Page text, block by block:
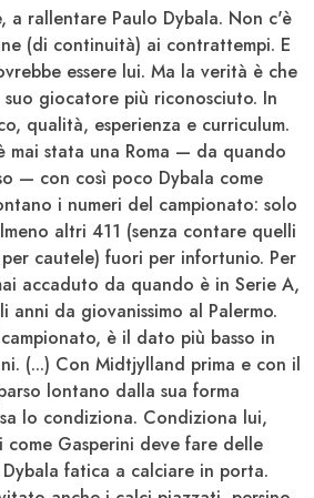
a rallentare Paulo Dybala. Non c'è
(di continuità) ai contrattempi. E
essere lui. Ma la verità è che
giocatore più riconosciuto. In
qualità, esperienza e curriculum.
mai stata una Roma — da quando
— con così poco Dybala come
i numeri del campionato: solo
altri 411 (senza contare quelli
cautele) fuori per infortunio. Per
accaduto da quando è in Serie A,
anni da giovanissimo al Palermo.
è il dato più basso in
(...) Con Midtjylland prima e con il
lontano dalla sua forma
lo condiziona. Condiziona lui,
come Gasperini deve fare delle
fatica a calciare in porta.